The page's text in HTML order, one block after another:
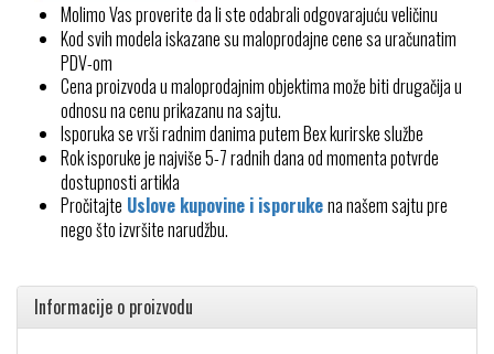
Molimo Vas proverite da li ste odabrali odgovarajuću veličinu
Kod svih modela iskazane su maloprodajne cene sa uračunatim
PDV-om
Cena proizvoda u maloprodajnim objektima može biti drugačija u
odnosu na cenu prikazanu na sajtu.
Isporuka se vrši radnim danima putem Bex kurirske službe
Rok isporuke je najviše 5-7 radnih dana od momenta potvrde
dostupnosti artikla
Pročitajte Uslove kupovine i isporukena našem sajtu pre
nego što izvršite narudžbu.
Informacije o proizvodu